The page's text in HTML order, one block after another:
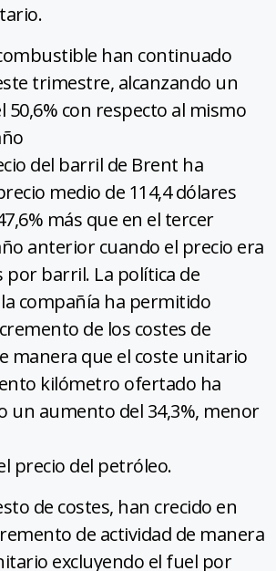
han continuado
trimestre, alcanzando un
50,6% con respecto al mismo
del barril de Brent ha
medio de 114,4 dólares
más que en el tercer
anterior cuando el precio era
por barril. La política de
compañía ha permitido
de los costes de
manera que el coste unitario
kilómetro ofertado ha
un aumento del 34,3%, menor
precio del petróleo.
de costes, han crecido en
de actividad de manera
excluyendo el fuel por